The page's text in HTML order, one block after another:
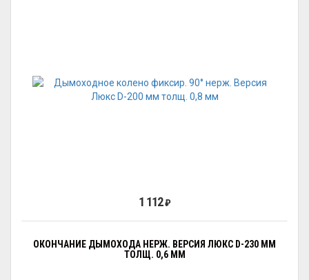
1 112₽
ОКОНЧАНИЕ ДЫМОХОДА НЕРЖ. ВЕРСИЯ ЛЮКС D-230 ММ
ТОЛЩ. 0,6 ММ